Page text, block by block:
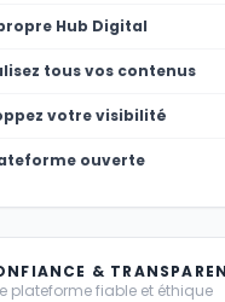
Hub Digital
tous vos contenus
votre visibilité
ouverte
&
plateforme fiable et éthique